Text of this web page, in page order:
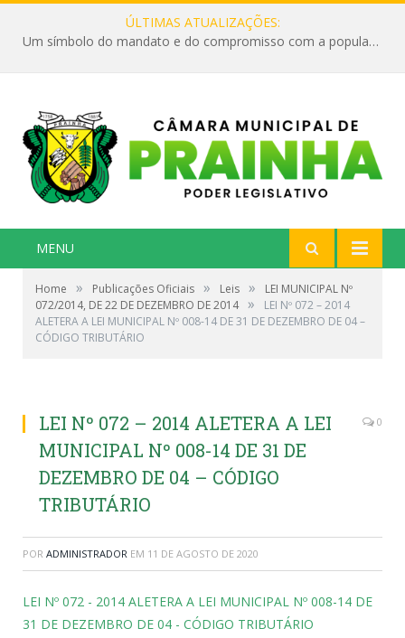
ÚLTIMAS ATUALIZAÇÕES:
Um símbolo do mandato e do compromisso com a população
MENU
Home » Publicações Oficiais » Leis »
LEI MUNICIPAL Nº
072/2014, DE 22 DE DEZEMBRO DE 2014 »
LEI Nº 072 – 2014
ALETERA A LEI MUNICIPAL Nº 008-14 DE 31 DE DEZEMBRO DE 04 –
CÓDIGO TRIBUTÁRIO
LEI Nº 072 – 2014 ALETERA A LEI
MUNICIPAL Nº 008-14 DE 31 DE
DEZEMBRO DE 04 – CÓDIGO
TRIBUTÁRIO
0
POR ADMINISTRADOR EM 11 DE AGOSTO DE 2020
LEI Nº 072 - 2014 ALETERA A LEI MUNICIPAL Nº 008-14 DE
31 DE DEZEMBRO DE 04 - CÓDIGO TRIBUTÁRIO